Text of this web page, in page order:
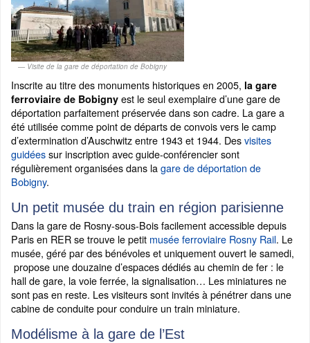
Visite de la gare de déportation de Bobigny
Inscrite au titre des monuments historiques en 2005, la gare
ferroviaire de Bobigny est le seul exemplaire d’une gare de
déportation parfaitement préservée dans son cadre. La gare a
été utilisée comme point de départs de convois vers le camp
d’extermination d’Auschwitz entre 1943 et 1944. Desvisites
guidéessur inscription avec guide-conférencier sont
régulièrement organisées dans lagare de déportation de
Bobigny.
Un petit musée du train en région parisienne
Dans la gare de Rosny-sous-Bois facilement accessible depuis
Paris en RER se trouve le petit musée ferroviaire Rosny Rail. Le
musée, géré par des bénévoles et uniquement ouvert le samedi,
propose une douzaine d’espaces dédiés au chemin de fer : le
hall de gare, la voie ferrée, la signalisation… Les miniatures ne
sont pas en reste. Les visiteurs sont invités à pénétrer dans une
cabine de conduite pour conduire un train miniature.
Modélisme à la gare de l’Est